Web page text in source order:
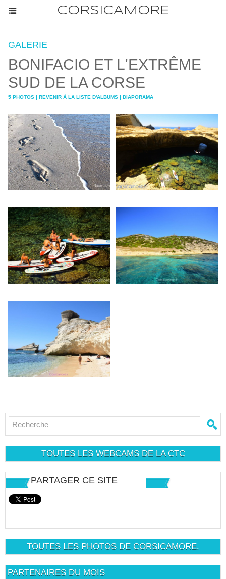
CORSICAMORE
GALERIE
BONIFACIO ET L'EXTRÊME
SUD DE LA CORSE
5 PHOTOS | REVENIR À LA LISTE D'ALBUMS | DIAPORAMA
TOUTES LES WEBCAMS DE LA CTC
PARTAGER CE SITE
TOUTES LES PHOTOS DE CORSICAMORE.
PARTENAIRES DU MOIS